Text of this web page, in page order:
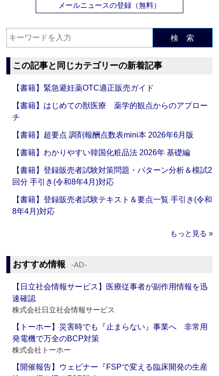
メールニュースの登録（無料）
検 索
この記事と同じカテゴリーの新着記事
【書籍】緊急避妊薬OTC適正販売ガイド
【書籍】はじめての獣医療 薬学的観点からのアプロー
チ
【書籍】超要点 調剤報酬点数表mini本 2026年6月版
【書籍】わかりやすい韓国化粧品法 2026年 基礎編
【書籍】登録販売者試験対策問題・パターン分析＆模試2
回分 手引き(令和8年4月)対応
【書籍】登録販売者試験テキスト＆要点一覧 手引き(令和
8年4月)対応
もっと見る »
おすすめ情報 ‐AD‐
【日立社会情報サービス】医療従事者が副作用情報を迅
速確認
株式会社日立社会情報サービス
【トーホー】災害時でも『止まらない』事業へ 非常用
発電機で万全のBCP対策
株式会社トーホー
【開催報告】ウェビナー『FSPで変える臨床開発の生産